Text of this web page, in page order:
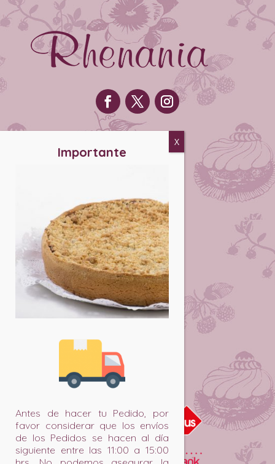
ventas.fabrica@rhenania.cl
INFORMACIÓN:
Puntos de Venta
Horarios
Concesiones
Venta Mayorista
matrimonios.cl
EMPRESA:
Políticas de privacidad
Devoluciones y reembolsos
MEDIOS DE PAGO:
Antes de hacer tu Pedido, por
favor considerar que los envíos
de los Pedidos se hacen al día
siguiente entre las 11:00 a 15:00